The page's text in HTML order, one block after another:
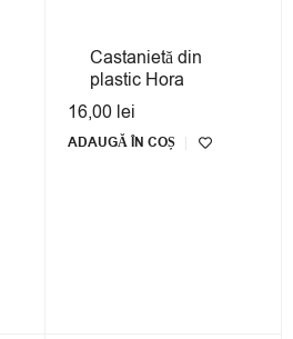
Castanietă din
plastic Hora
16,00 lei
ADAUGĂ ÎN COȘ